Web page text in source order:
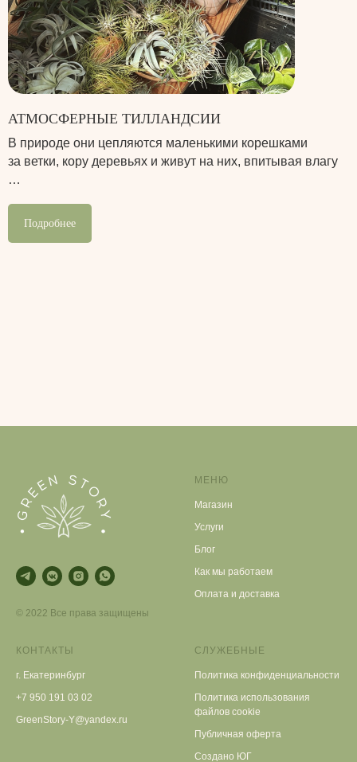
АТМОСФЕРНЫЕ ТИЛЛАНДСИИ
В природе они цепляются маленькими корешками
за ветки, кору деревьях и живут на них, впитывая влагу
…
Подробнее
© 2022 Все права защищены
МЕНЮ
Магазин
Услуги
Блог
Как мы работаем
Оплата и доставка
КОНТАКТЫ
г. Екатеринбург
+7 950 191 03 02
GreenStory-Y@yandex.ru
СЛУЖЕБНЫЕ
Политика конфиденциальности
Политика использования
файлов cookie
Публичная оферта
Создано ЮГ